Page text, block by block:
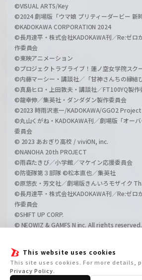
This website uses cookies
This site uses cookies. For more details,
Privacy Policy.
©VISUAL ARTS/Key
©2024 劇場版「ウマ娘 プリティーダービー 新
©KADOKAWA CORPORATION 2024
©長月達平・株式会社KADOKAWA刊／Re:ゼロ
作委員会
©東映アニメーション
©プロジェクトラブライブ！蓮ノ空女学院スク
©内藤マーシー・講談社／「甘神さんちの縁結
©真島ヒロ・上田敦夫・講談社／FT100YQ製作
©龍幸伸／集英社・ダンダダン製作委員会
©2023 時雨沢恵一/KADOKAWA/GGO2 Project
©丸山くがね・KADOKAWA刊／劇場版「オー
委員会
© 2023 あおぎり高校 / viviON, inc.
©NANOHA 20th PROJECT
©雨森たきび／小学館／マケイン応援委員会
©防衛隊第３部隊 ©松本直也／集英社
©原悠衣・芳文社／劇場版きんいろモザイク
©長月達平・株式会社KADOKAWA刊／Re:ゼロ
作委員会
©SHIFT UP CORP.
© NEOWIZ & GAMFS N inc. All rights reserved.
©GIRLS und PANZER Film Projekt
©GIRLS und PANZER Finale Projekt